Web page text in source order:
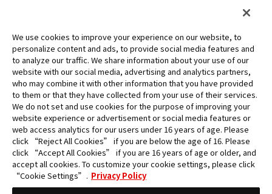
©Eiichiro Oda/Shueisha
©Eiichiro Oda/Shueisha, Toei Animation
未經許可，禁止使用、複製或複印此網站上的任何圖片、文本或數據。
產品正在開發中，此網站上的圖片可能與實際產品不同。
*Apple、蘋果的logo為Apple Inc.於美國和其他國家地區所註冊之商標。
App Store為Apple Inc.之服務商標。
We use cookies to improve your experience on our website, to
personalize content and ads, to provide social media features and
to analyze our traffic. We share information about your use of our
website with our social media, advertising and analytics partners,
who may combine it with other information that you have provided
to them or that they have collected from your use of their services.
We do not set and use cookies for the purpose of improving your
website experience or advertisement or social media features or
web access analytics for our users under 16 years of age. Please
click “Reject All Cookies” if you are below the age of 16. Please
click “Accept All Cookies” if you are 16 years of age or older, and
accept all cookies. To customize your cookie settings, please click
“Cookie Settings”. Privacy Policy